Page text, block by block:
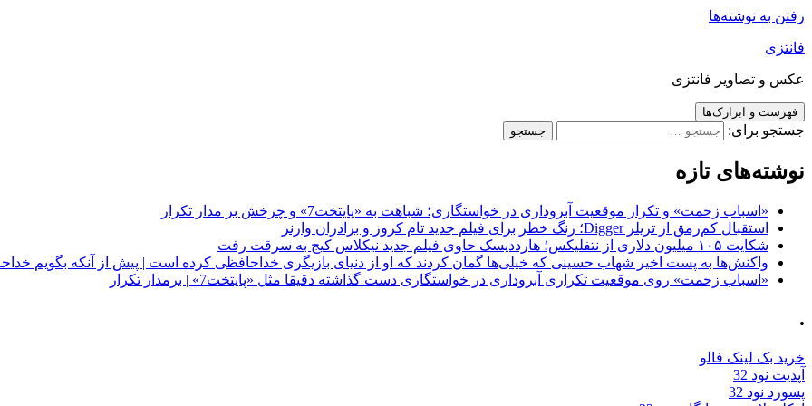
رفتن به نوشته‌ها
فانتزی
عکس و تصاویر فانتزی
فهرست و ابزارک‌ها
جستجو برای:
نوشته‌های تازه
«اسباب زحمت» و تکرار موقعیت آبروداری در خواستگاری؛ شباهت به «پایتخت7» و چرخش بر مدار تکرار
استقبال کم‌رمق از تریلر Digger؛ زنگ خطر برای فیلم جدید تام کروز و برادران وارنر
شکایت ۱۰۵ میلیون دلاری از نتفلیکس؛ هارددیسک حاوی فیلم جدید نیکلاس کیج به سرقت رفت
واکنش‌ها به پست اخیر شهاب حسینی که خیلی‌ها گمان کردند که او از دنیای بازیگری خداحافظی کرده است | پیش از آنکه بگویم
«اسباب زحمت» روی موقعیت تکراری آبروداری در خواستگاری دست گذاشته دقیقا مثل «پایتخت7» | برمدار تکرار
.
خرید بک لینک فالو
آپدیت نود 32
پسورد نود 32